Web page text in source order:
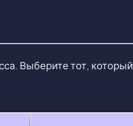
Выберите тот, который